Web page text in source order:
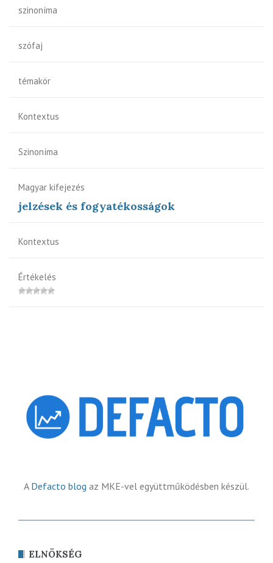
szinoníma
szófaj
témakör
Kontextus
Szinoníma
Magyar kifejezés
jelzések és fogyatékosságok
Kontextus
Értékelés
A Defacto blog az MKE-vel együttműködésben készül.
ELNÖKSÉG